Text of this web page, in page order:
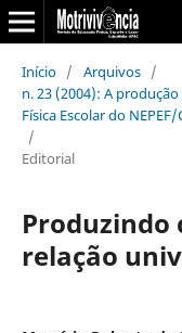
Início / Arquivos /
n. 23 (2004): A
Física Escolar do NEPEF/
/
Editorial
Produzindo
relação